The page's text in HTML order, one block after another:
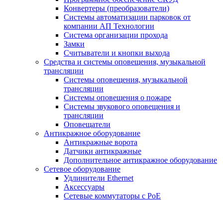
Конвертеры (преобразователи)
Системы автоматизации парковок от
компании АП Технологии
Система организации прохода
Замки
Считыватели и кнопки выхода
Средства и системы оповещения, музыкальной
трансляции
Системы оповещения, музыкальной
трансляции
Системы оповещения о пожаре
Системы звукового оповещения и
трансляции
Оповещатели
Антикражное оборудование
Антикражные ворота
Датчики антикражные
Дополнительное антикражное оборудование
Сетевое оборудование
Удлинители Ethernet
Аксессуары
Сетевые коммутаторы с РоЕ